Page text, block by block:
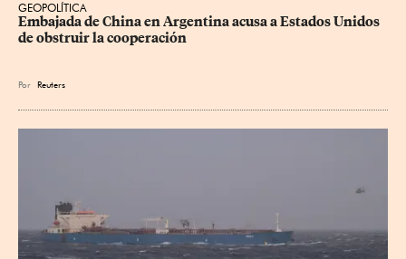
GEOPOLÍTICA
Embajada de China en Argentina acusa a Estados Unidos
de obstruir la cooperación
Por Reuters